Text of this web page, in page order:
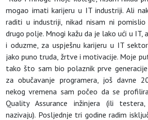
mogao imati karijeru u IT industriji. Ali
raditi u industriji, nikad nisam ni
drugo polje. Mnogi kažu da je lako ući u IT,
i oduzme, za uspješnu karijeru u IT
jako puno truda, žrtve i motivacije. Moje
tako što sam bio polaznik prve
za obučavanje programera, još davne
nekog vremena sam počeo da se
Quality Assurance inžinjera (ili
nazivaju). Posljednje tri godine radim